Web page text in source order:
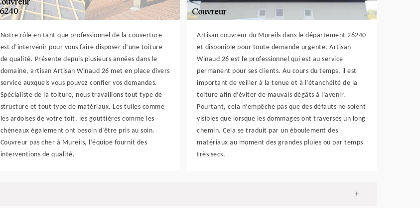
Notre rôle en tant que professionnel de la couverture
est d’intervenir pour vous faire disposer d’une toiture
de qualité. Présente depuis plusieurs années dans le
domaine, artisan Artisan Winaud 26 met en place divers
service auxquels vous pouvez confier vos demandes.
Spécialiste de la toiture, nous travaillons tout type de
structure et tout type de matériaux. Les tuiles comme
les ardoises de votre toit, les gouttières comme les
chéneaux également ont besoin d’être pris au soin.
Couvreur pas cher à Mureils, l’équipe fournit des
interventions de qualité.
Artisan couvreur du Mureils dans le département 26240
et disponible pour toute demande urgente, Artisan
Winaud 26 est le professionnel qui est au service
permanent pour ses clients. Au cours du temps, il est
important de veiller à la tenue et à l’étanchéité de la
toiture afin d’éviter de mauvais dégâts à l’avenir.
Pourtant, cela n’empêche pas que des défauts ne soient
visibles que lorsque les dommages ont traversés un long
chemin. Cela se traduit par un éboulement des
matériaux au moment des grandes pluies ou par temps
très secs.
+